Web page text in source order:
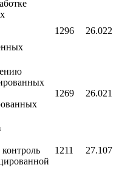
1296 26.022
1269 26.021
1211 27.107